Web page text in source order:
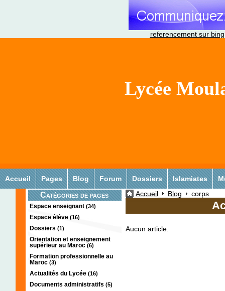
referencement sur bing
Lycée
Accueil Pages Blog Forum Dossiers Islamiates
Catégories de pages
Espace enseignant (34)
Espace éléve (16)
Dossiers (1)
Orientation et enseignement
supérieur au Maroc (6)
Formation professionnelle au
Maroc (3)
Actualités du Lycée (16)
Documents administratifs (5)
Accueil Blog corps
Aucun article.